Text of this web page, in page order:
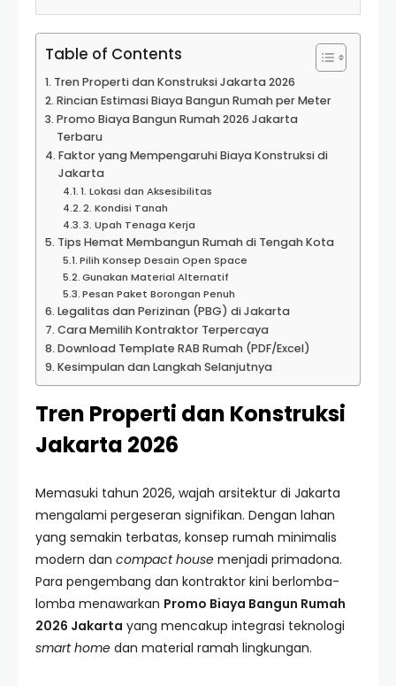
Table of Contents
Tren Properti dan Konstruksi Jakarta 2026
Rincian Estimasi Biaya Bangun Rumah per Meter
Promo Biaya Bangun Rumah 2026 Jakarta
Terbaru
Faktor yang Mempengaruhi Biaya Konstruksi di
Jakarta
1. Lokasi dan Aksesibilitas
2. Kondisi Tanah
3. Upah Tenaga Kerja
Tips Hemat Membangun Rumah di Tengah Kota
Pilih Konsep Desain Open Space
Gunakan Material Alternatif
Pesan Paket Borongan Penuh
Legalitas dan Perizinan (PBG) di Jakarta
Cara Memilih Kontraktor Terpercaya
Download Template RAB Rumah (PDF/Excel)
Kesimpulan dan Langkah Selanjutnya
Tren Properti dan Konstruksi
Jakarta 2026
Memasuki tahun 2026, wajah arsitektur di Jakarta
mengalami pergeseran signifikan. Dengan lahan
yang semakin terbatas, konsep rumah minimalis
modern dan compact house menjadi primadona.
Para pengembang dan kontraktor kini berlomba-
lomba menawarkan Promo Biaya Bangun Rumah
2026 Jakarta yang mencakup integrasi teknologi
smart home dan material ramah lingkungan.